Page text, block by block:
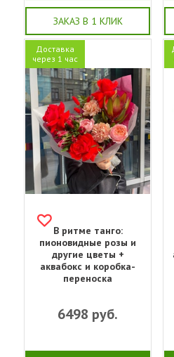
ЗАКАЗ В 1 КЛИК
Доставка
через 1 час
В ритме танго:
пионовидные розы и
другие цветы +
аквабокс и коробка-
переноска
6498 руб.